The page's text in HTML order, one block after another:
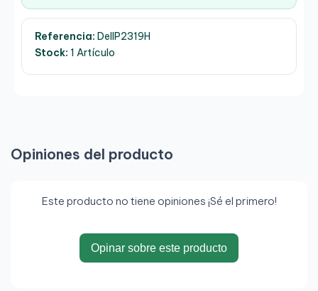
Referencia: DellP2319H
Stock: 1 Artículo
Opiniones del producto
Este producto no tiene opiniones ¡Sé el primero!
Opinar sobre este producto